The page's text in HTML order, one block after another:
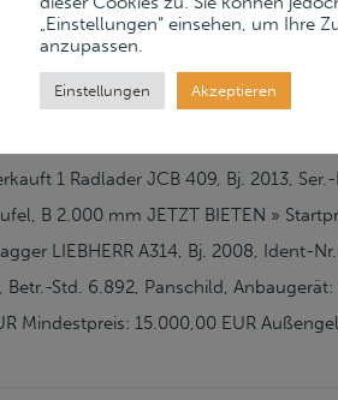
Sie uns zur
Niebüll Google Maps » Formular
Bj. 2011, WE170C ( Hydraulic
ohne Anbaugerät UVV bis 11/2020
1 Radlader JCB 409, Bj. 2013,
B 2.000 mm JETZT BIETEN »
LIEBHERR A314, Bj. 2008, Ident-
Std. 6.892, Panschild,
Mindestpreis: 15.000,00 EUR
„Einstellungen“ einsehen, um Ihre
anzupassen.
Einstellungen Akzeptieren